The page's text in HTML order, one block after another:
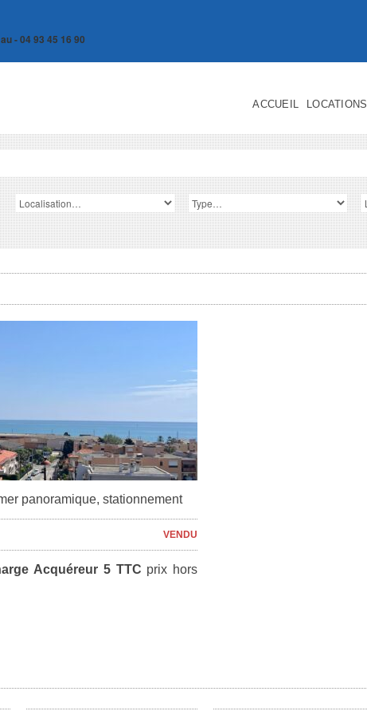
- 04 93 45 16 90
ACCUEIL LOCATIONS
panoramique, stationnement
VENDU
Acquéreur 5 TTC prix hors